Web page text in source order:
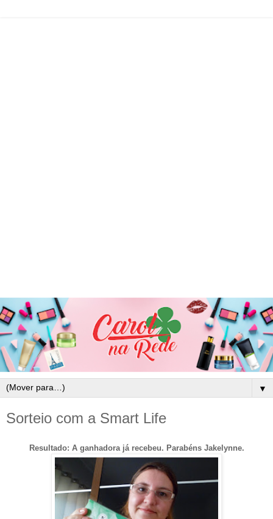
▼
Sorteio com a Smart Life
Resultado: A ganhadora já recebeu. Parabéns Jakelynne.